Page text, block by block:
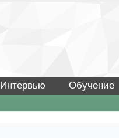
Интервью Обучение